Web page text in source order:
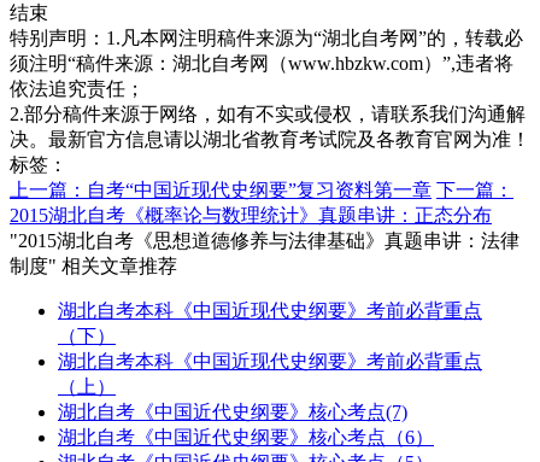
结束
特别声明：1.凡本网注明稿件来源为“湖北自考网”的，转载必
须注明“稿件来源：湖北自考网（www.hbzkw.com）”,违者将
依法追究责任；
2.部分稿件来源于网络，如有不实或侵权，请联系我们沟通解
决。最新官方信息请以湖北省教育考试院及各教育官网为准！
标签：
上一篇：自考“中国近现代史纲要”复习资料第一章 下一篇：
2015湖北自考《概率论与数理统计》真题串讲：正态分布
"2015湖北自考《思想道德修养与法律基础》真题串讲：法律
制度" 相关文章推荐
湖北自考本科《中国近现代史纲要》考前必背重点
（下）
湖北自考本科《中国近现代史纲要》考前必背重点
（上）
湖北自考《中国近代史纲要》核心考点(7)
湖北自考《中国近代史纲要》核心考点（6）